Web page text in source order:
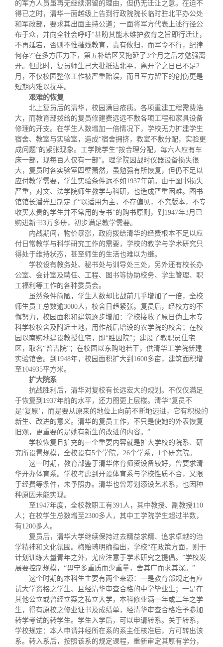
的军方人员虽再无继续滞留的理由，但仍无迁让之意。在迫不
得已之时，清华一面越级上告到行政院院长临时驻北平办公处
和军政部，要求其出面主持公道；一面将军方代表上述行径公
布于众，并向全社会呼吁“甚盼其能木维护教育之旨即行迁让，
不再延宕，否则不惟摧残教育，责有攸归，而军令不行，纪律
何存?”在多方压力下，第五补给区又拖延了3个月之后才勉强离
开。但此时，复员师生己大批抵达北平，离开学之日已不足2
月，不仅校园整修工作被严重贻误，而且军方留下的创伤更是
短期内难以抚平。
艰难的恢复
北上复员后的清华，校园满目疮痍。各项重建工程需费浩
大，而教育部拨给的复员修建费远远不敷各项工程和家具设备
修理的开支。在学生人数增加一倍情况下，学校无力扩建学生
宿舍、教室与实验室，造成“宿舍拥挤，教室不敷分配，实验更
成问题”的紧张现象。工学院学生“按合理分配，每六人应有车
床一部，现每百人仅有一部”。理学院因战时仪器设备损失很
大，复员时各实验室四壁萧然，虽勉强有所恢复，但仍不足以
应付教学需要，学生实验条件远不如1937年前。由于图书损失
严重，对文、法学院师生教学与科研，也造成严重困难。图书
馆馆长潘光旦制定了“以适用为主，不存偏见，不究版本，不专
收买太贵的学生并不常用的专书”的购书原则，到 1947年3月已
购进新书3万多册，初步满足教学需要。
内战期间，物价暴涨，政府拨给清华的经费根本不足以应
付日常教学与科学研究工作的需要，学校的教学与学术研究只
得处于维持状态，甚至师生的生活也难以为继。
学校设有教务处、秘书处与训导处三处，另外还有校长办
公室、会计室及聘任、工程、图书等协助校务、学生管理、职
工福利等工作的各种委员会。
虽然条件简陋，学生人数却比战前几乎增加了一倍，全校
师生员工总数逾3000人，校舍日趋紧张。复员后，经校方的不
懈努力，校园面积和建筑逐步增加：学校接收了原日伪土木专
科学校校舍及附近土地，用作战后增设的农学院的校舍；在校
园以南购地建设教授住宅，即“胜因院”；建设了教职员住宅
区，取名“普吉院”；在校园以东购地若干，供清华工学院新建
实验馆舍。到 1948年，校园面积扩大到 1600多亩，建筑面积增
至104935平方米。
扩大院系
抗战胜利后，清华对复校有长远宏大的规划。不仅仅满足
于恢复到 1937年前的水平，还力图更上层楼。清华“复员不
是‘复原’，而是要从原来的地位上向前不断地迈进，它有积极的
新生、改进的意义。清华的复员工作，不只是使她的外表恢复
旧观，更重要的是她有新生的改进的内容。”
学校恢复且扩充的一个重要内容就是扩大学校的院系、研
究所设置规模，全校设有5个学院， 26个学系， 1个研究院。
这一时期，教育部鉴于清华体育师资设备较好，曾要求清
华开办体育系。学校考虑到开设体育系与学校性质不合，又限
于经费等条件，未予照办。清华也曾筹划添设艺术系，也因种
种原因未能实现。
至1947年度，全校教职工有391 人，其中教授、副教授110
人；在校学生总数增至2300多人，其中工学院学生超过半数，
有1200多人。
复员后，清华大学继续保持过去精益求精、追求卓越的治
学精神和文化氛围。梅贻琦明确指出，学校“在政策方面，则于
计划训练大量青年之外，尤应注意于学术研究之提倡。”学校发
展要控制规模，“毋宁多重质而少重量，舍其广而求其深。”
这个时期的本科生主要有两个来源：一是教育部规定有应
试大学资格之学生、且经清华审查合格的中学毕业生；一是在
其他公立或曾经立案之私立大学，本科修业满一年或二年之学
生，得有原校之修业证书及成绩单，经清华审查合格准予参加
转学考试的转学生。学生入学后，可以申请转系。关于转系，
学校规定：本人申请并经所在系的系主任核准后，方可转出该
系。转入系后，按照该系的规定课程，重新审定其原有学分，